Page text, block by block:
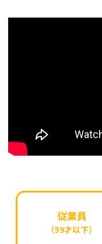
従業員
（59才以下）